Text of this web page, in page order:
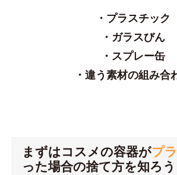
・プラスチック
・ガラスびん
・スプレー缶
・違う素材の組み合
まずはコスメの容器がプ
った場合の捨て方を知ろう